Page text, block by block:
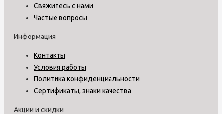
Свяжитесь с нами
Частые вопросы
Информация
Контакты
Условия работы
Политика конфиденциальности
Сертификаты, знаки качества
Акции и скидки